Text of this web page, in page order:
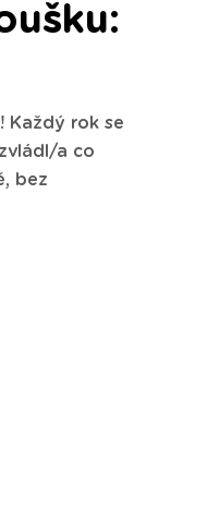
Každý rok se
a co
bez